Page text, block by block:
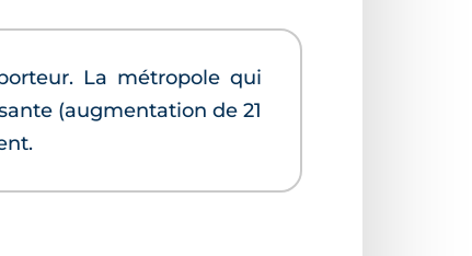
La métropole qui
(augmentation de 21